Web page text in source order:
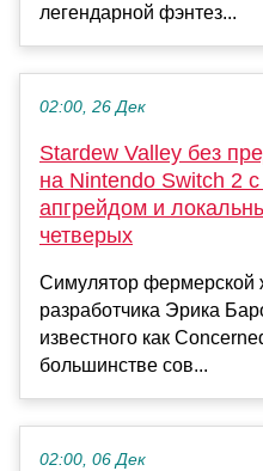
легендарной фэнтез...
02:00, 26 Дек
Stardew Valley без
на Nintendo Switch 2
апгрейдом и
четверых
Симулятор фермерской
разработчика Эрика
известного как
большинстве сов...
02:00, 06 Дек